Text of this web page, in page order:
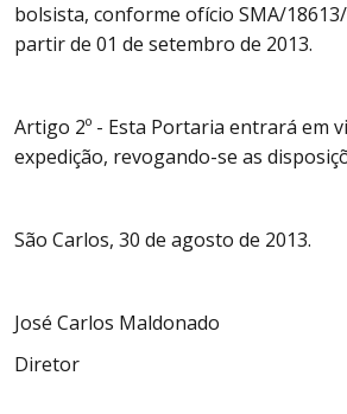
bolsista, conforme ofício SMA/
partir de 01 de setembro de 2013.
Artigo 2º - Esta Portaria entrará em
expedição, revogando-se as
São Carlos, 30 de agosto de 2013.
José Carlos Maldonado
Diretor